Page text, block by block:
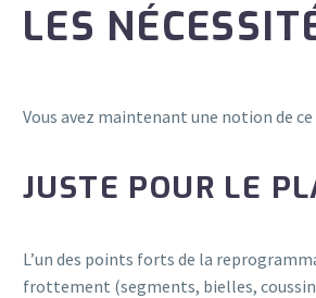
LES
Vous avez maintenant une notion de
JUSTE POUR LE
L’un des points forts de la
frottement (segments, bielles,